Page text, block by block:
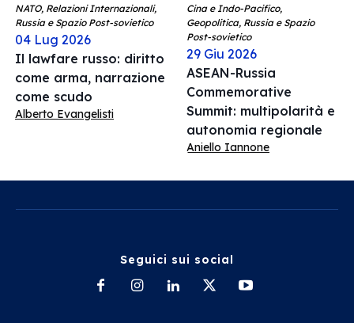
NATO, Relazioni Internazionali,
Russia e Spazio Post-sovietico
04 Lug 2026
Il lawfare russo: diritto
come arma, narrazione
come scudo
Alberto Evangelisti
Cina e Indo-Pacifico,
Geopolitica, Russia e Spazio
Post-sovietico
29 Giu 2026
ASEAN-Russia
Commemorative
Summit: multipolarità e
autonomia regionale
Aniello Iannone
Seguici sui social